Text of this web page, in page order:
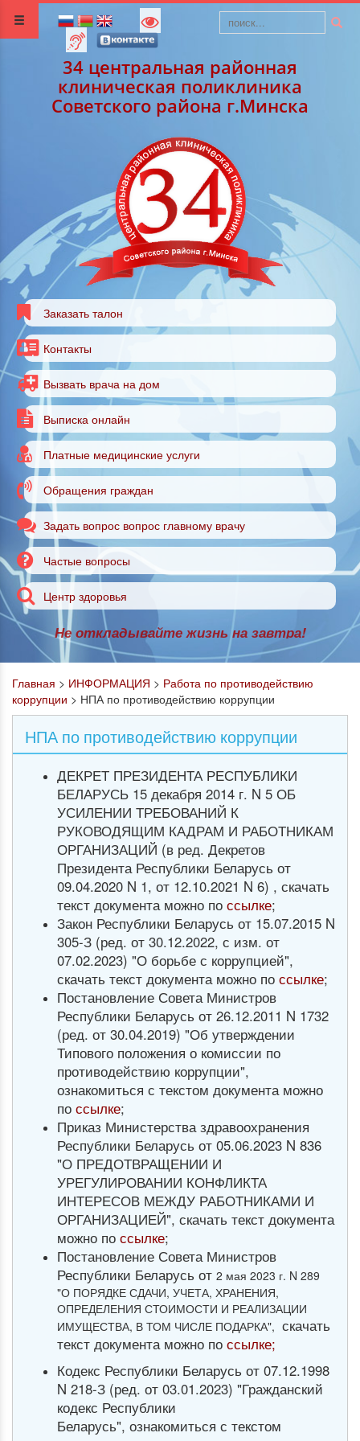
34 центральная районная
клиническая поликлиника
Советского района г.Минска
Заказать талон
Контакты
Вызвать врача на дом
Выписка онлайн
Платные медицинские услуги
Обращения граждан
Задать вопрос вопрос главному врачу
Частые вопросы
Центр здоровья
Не откладывайте жизнь на завтра!
Главная > ИНФОРМАЦИЯ > Работа по противодействию
коррупции > НПА по противодействию коррупции
НПА по противодействию коррупции
ДЕКРЕТ ПРЕЗИДЕНТА РЕСПУБЛИКИ
БЕЛАРУСЬ 15 декабря 2014 г. N 5 ОБ
УСИЛЕНИИ ТРЕБОВАНИЙ К
РУКОВОДЯЩИМ КАДРАМ И РАБОТНИКАМ
ОРГАНИЗАЦИЙ (в ред. Декретов
Президента Республики Беларусь от
09.04.2020 N 1, от 12.10.2021 N 6) , скачать
текст документа можно по ссылке;
Закон Республики Беларусь от 15.07.2015 N
305-З (ред. от 30.12.2022, с изм. от
07.02.2023) "О борьбе с коррупцией",
скачать текст документа можно по ссылке;
Постановление Совета Министров
Республики Беларусь от 26.12.2011 N 1732
(ред. от 30.04.2019) "Об утверждении
Типового положения о комиссии по
противодействию коррупции",
ознакомиться с текстом документа можно
по ссылке;
Приказ Министерства здравоохранения
Республики Беларусь от 05.06.2023 N 836
"О ПРЕДОТВРАЩЕНИИ И
УРЕГУЛИРОВАНИИ КОНФЛИКТА
ИНТЕРЕСОВ МЕЖДУ РАБОТНИКАМИ И
ОРГАНИЗАЦИЕЙ", скачать текст документа
можно по ссылке;
Постановление Совета Министров
Республики Беларусь от 2 мая 2023 г. N 289
"О ПОРЯДКЕ СДАЧИ, УЧЕТА, ХРАНЕНИЯ,
ОПРЕДЕЛЕНИЯ СТОИМОСТИ И РЕАЛИЗАЦИИ
ИМУЩЕСТВА, В ТОМ ЧИСЛЕ ПОДАРКА", скачать
текст документа можно по ссылке;
Кодекс Республики Беларусь от 07.12.1998
N 218-З (ред. от 03.01.2023) "Гражданский
кодекс Республики
Беларусь", ознакомиться с текстом